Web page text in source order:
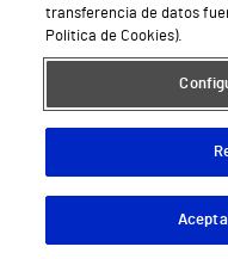
Política de
Aviso Legal Política de cookies
Descargar App
transferencia de datos
Política de Cookies).